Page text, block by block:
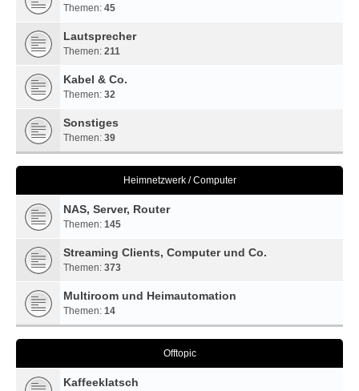
Themen: 45
Lautsprecher
Themen: 211
Kabel & Co.
Themen: 32
Sonstiges
Themen: 39
Heimnetzwerk / Computer
NAS, Server, Router
Themen: 145
Streaming Clients, Computer und Co.
Themen: 373
Multiroom und Heimautomation
Themen: 14
Offtopic
Kaffeeklatsch